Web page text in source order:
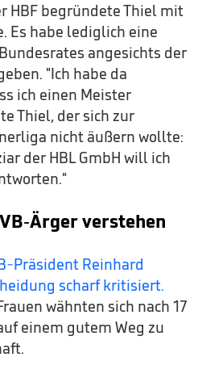
HBF begründete Thiel mit
Es habe lediglich eine
angesichts der
"Ich habe da
ich einen Meister
Thiel, der sich zur
nicht äußern wollte:
der HBL GmbH will ich
Ärger verstehen
Präsident Reinhard
scharf kritisiert.
wähnten sich nach 17
einem gutem Weg zu